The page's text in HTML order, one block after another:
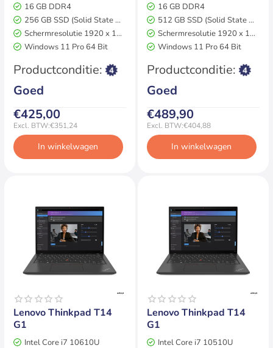
2 jaar garantie
16 GB DDR4
256 GB SSD (Solid State Disk)
Schermresolutie 1920 x 1080
Windows 11 Pro 64 Bit
€425,00
Excl. BTW:€351,24
Productconditie:
Goed
In winkelwagen
2 jaar garantie
16 GB DDR4
512 GB SSD (Solid State Disk)
Schermresolutie 1920 x 1080
Windows 11 Pro 64 Bit
€489,90
Excl. BTW:€404,88
Productconditie:
Goed
In winkelwagen
Op voorraad
Lenovo Thinkpad T14
G1
Intel Core i7 10610U
Op voorraad
Lenovo Thinkpad T14
G1
Intel Core i7 10510U